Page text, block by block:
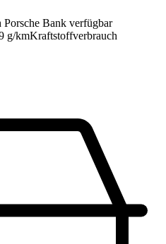
Bank verfügbar
g/kmKraftstoffverbrauch